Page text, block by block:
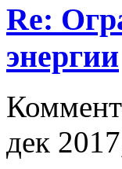
Re:
энергии
дек